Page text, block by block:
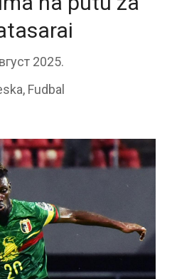
2025.
, Fudbal